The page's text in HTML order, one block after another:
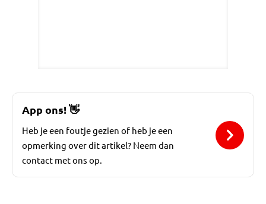
App ons!👋
Heb je een foutje gezien of heb je een
opmerking over dit artikel? Neem dan
contact met ons op.